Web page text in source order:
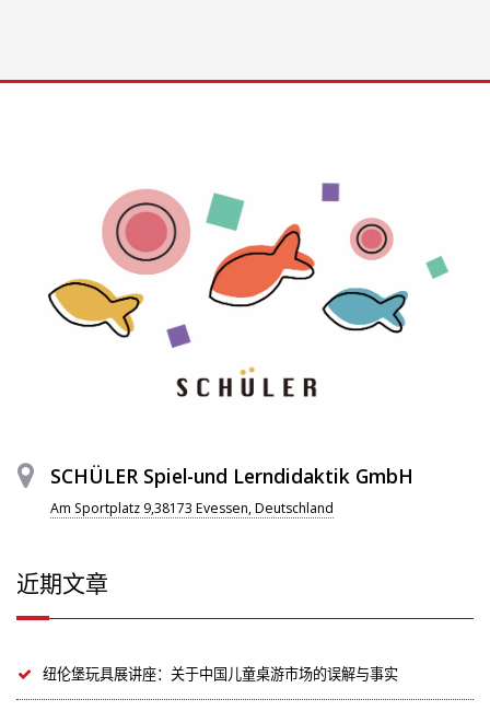
SCHÜLER Spiel-und Lerndidaktik GmbH
Am Sportplatz 9,38173 Evessen, Deutschland
近期文章
纽伦堡玩具展讲座：关于中国儿童桌游市场的误解与事实